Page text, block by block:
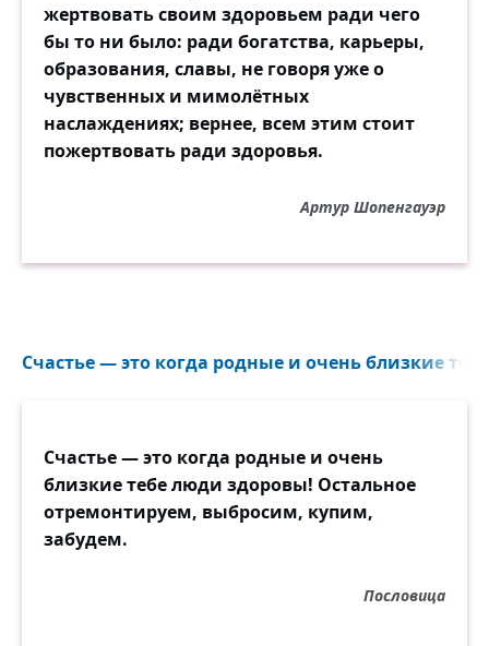
жертвовать своим здоровьем ради чего
бы то ни было: ради богатства, карьеры,
образования, славы, не говоря уже о
чувственных и мимолётных
наслаждениях; вернее, всем этим стоит
пожертвовать ради здоровья.
Артур Шопенгауэр
Счастье — это когда родные и очень близкие
Счастье — это когда родные и очень
близкие тебе люди здоровы! Остальное
отремонтируем, выбросим, купим,
забудем.
Пословица